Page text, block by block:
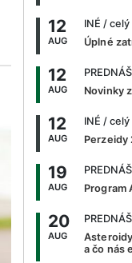
12
AUG
INÉ /
Úplné
12
AUG
Novinky
12
AUG
INÉ /
Perzeidy
19
AUG
Program
20
AUG
a čo nás